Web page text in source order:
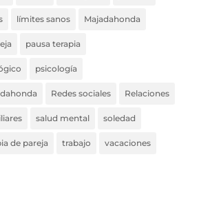
límites sanos Majadahonda
pausa terapia
psicología
Redes sociales Relaciones
salud mental soledad
de pareja trabajo vacaciones